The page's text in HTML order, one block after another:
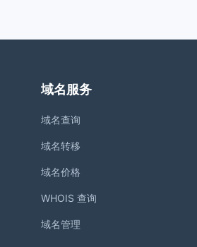
域名服务
域名查询
域名转移
域名价格
WHOIS 查询
域名管理